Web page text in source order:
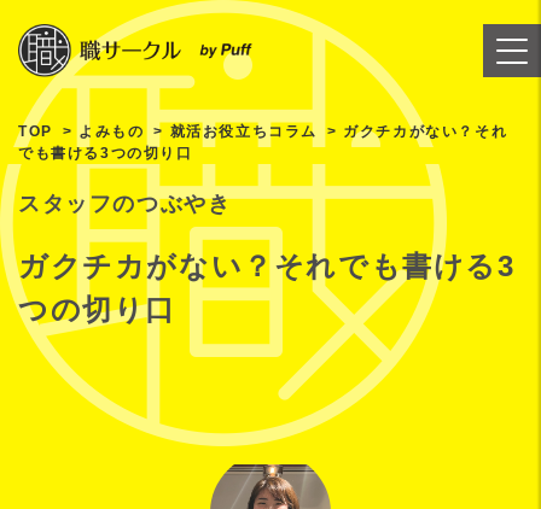
TOP よみもの 就活お役立ちコラム
ガクチカがない？それ
でも書ける3つの切り口
スタッフのつぶやき
ガクチカがない？それでも書ける3
つの切り口